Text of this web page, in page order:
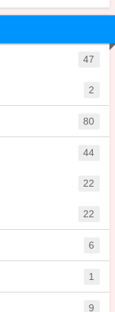
47
2
80
44
22
22
6
1
9